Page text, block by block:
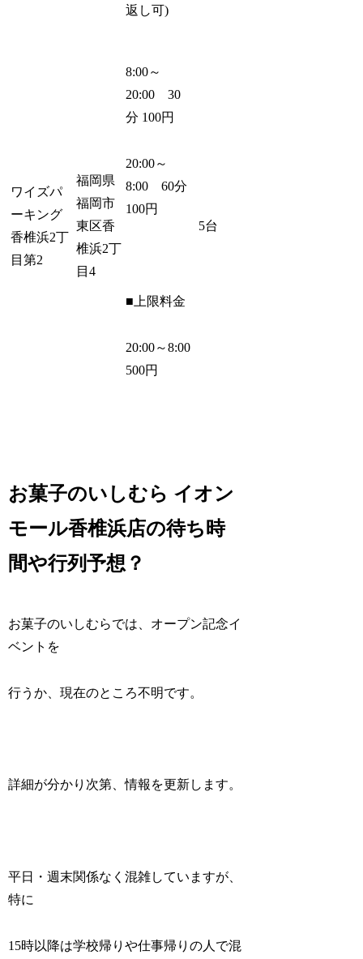
返し可)
ワイズパ
ーキング
香椎浜2丁
目第2
福岡県
福岡市
東区香
椎浜2丁
目4
8:00～
20:00 30
分 100円
20:00～
8:00 60分
100円
■上限料金
20:00～8:00
500円
5台
お菓子のいしむら イオン
モール香椎浜店の待ち時
間や行列予想？
お菓子のいしむらでは、オープン記念イ
ベントを
行うか、現在のところ不明です。
詳細が分かり次第、情報を更新します。
平日・週末関係なく混雑していますが、
特に
15時以降は学校帰りや仕事帰りの人で混